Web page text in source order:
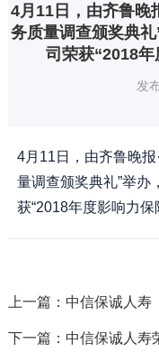
4月11日，由齐鲁晚
务质量调查颁奖典
司荣获“2018年
发
4月11日，由齐鲁晚
量调查颁奖典礼”举办
获“2018年度影响力保